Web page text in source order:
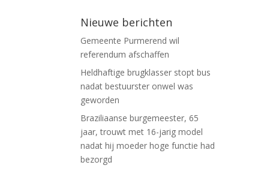
Nieuwe berichten
Gemeente Purmerend wil
referendum afschaffen
Heldhaftige brugklasser stopt bus
nadat bestuurster onwel was
geworden
Braziliaanse burgemeester, 65
jaar, trouwt met 16-jarig model
nadat hij moeder hoge functie had
bezorgd